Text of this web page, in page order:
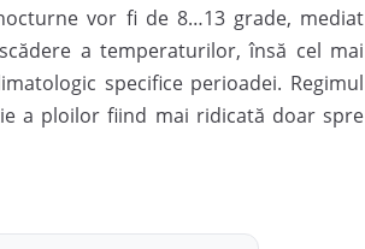
vor fi de 8…13 grade, mediat
a temperaturilor, însă cel mai
specifice perioadei. Regimul
a ploilor fiind mai ridicată doar spre